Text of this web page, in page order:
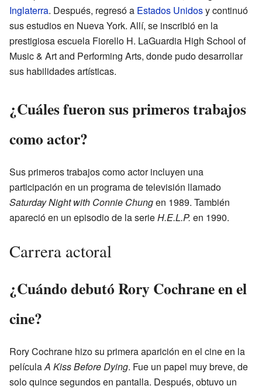
Inglaterra. Después, regresó a Estados Unidosy continuó
sus estudios en Nueva York. Allí, se inscribió en la
prestigiosa escuela Fiorello H. LaGuardia High School of
Music & Art and Performing Arts, donde pudo desarrollar
sus habilidades artísticas.
¿Cuáles fueron sus primeros trabajos
como actor?
Sus primeros trabajos como actor incluyen una
participación en un programa de televisión llamado
Saturday Night with Connie Chungen 1989. También
apareció en un episodio de la serieH.E.L.P. en 1990.
Carrera actoral
¿Cuándo debutó Rory Cochrane en el
cine?
Rory Cochrane hizo su primera aparición en el cine en la
películaA Kiss Before Dying. Fue un papel muy breve, de
solo quince segundos en pantalla. Después, obtuvo un